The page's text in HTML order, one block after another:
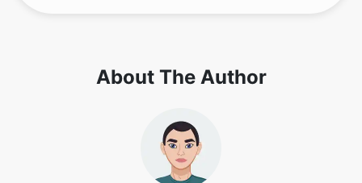
Copy Link
About The Author